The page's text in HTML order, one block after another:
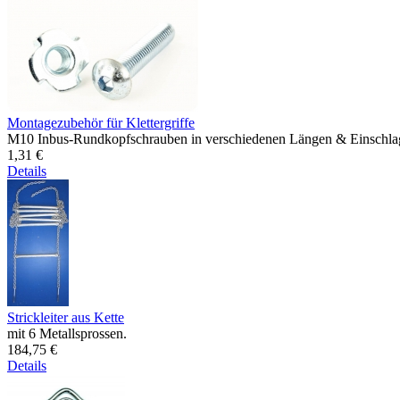
Montagezubehör für Klettergriffe
M10 Inbus-Rundkopfschrauben in verschiedenen Längen &
1,31 €
Details
Strickleiter aus Kette
mit 6 Metallsprossen.
184,75 €
Details